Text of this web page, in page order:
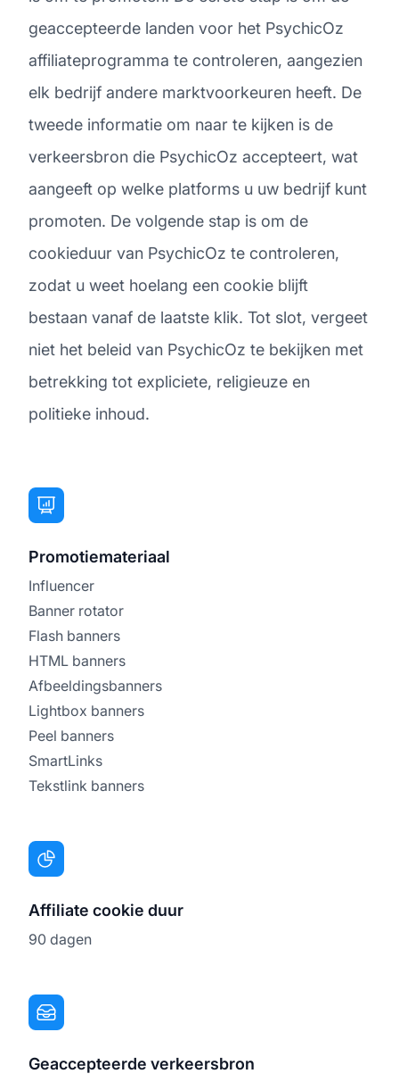
geaccepteerde landen voor het PsychicOz
affiliateprogramma te controleren, aangezien
elk bedrijf andere marktvoorkeuren heeft. De
tweede informatie om naar te kijken is de
verkeersbron die PsychicOz accepteert, wat
aangeeft op welke platforms u uw bedrijf kunt
promoten. De volgende stap is om de
cookieduur van PsychicOz te controleren,
zodat u weet hoelang een cookie blijft
bestaan vanaf de laatste klik. Tot slot, vergeet
niet het beleid van PsychicOz te bekijken met
betrekking tot expliciete, religieuze en
politieke inhoud.
Promotiemateriaal
Influencer
Banner rotator
Flash banners
HTML banners
Afbeeldingsbanners
Lightbox banners
Peel banners
SmartLinks
Tekstlink banners
Affiliate cookie duur
90 dagen
Geaccepteerde verkeersbron